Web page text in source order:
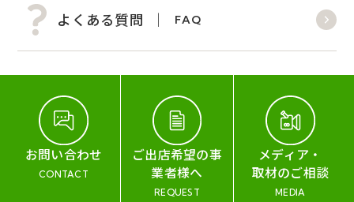
よくある質問 FAQ
お問い合わせ
CONTACT
ご出店希望の事
業者様へ
REQUEST
メディア・
取材のご相談
MEDIA